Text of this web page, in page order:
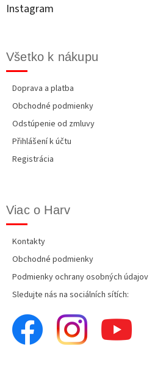
Instagram
Všetko k nákupu
Doprava a platba
Obchodné podmienky
Odstúpenie od zmluvy
Přihlášení k účtu
Registrácia
Viac o Harv
Kontakty
Obchodné podmienky
Podmienky ochrany osobných údajov
Sledujte nás na sociálních sítích: